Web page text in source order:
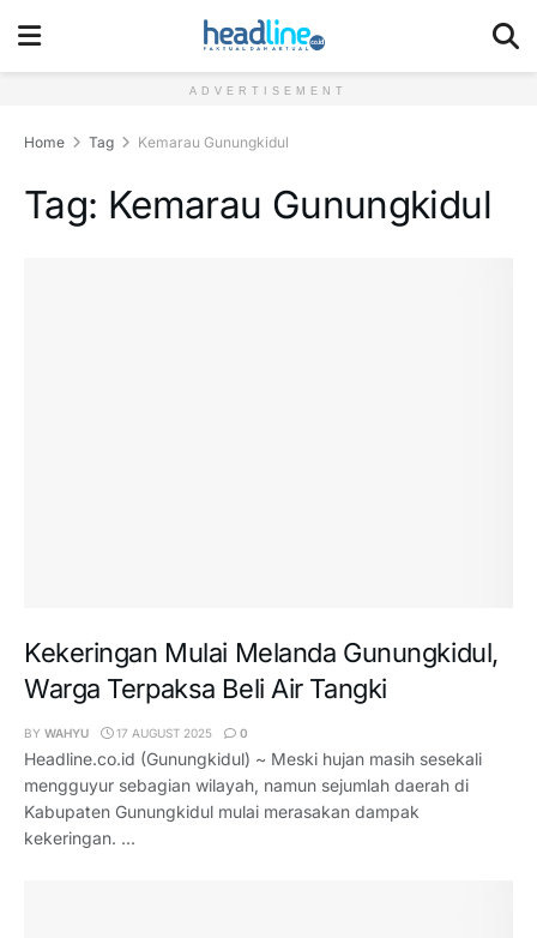
ADVERTISEMENT
Home Tag Kemarau Gunungkidul
Tag: Kemarau Gunungkidul
Kekeringan Mulai Melanda Gunungkidul,
Warga Terpaksa Beli Air Tangki
BY WAHYU 17 AUGUST 2025 0
Headline.co.id (Gunungkidul) ~ Meski hujan masih sesekali
mengguyur sebagian wilayah, namun sejumlah daerah di
Kabupaten Gunungkidul mulai merasakan dampak
kekeringan. ...